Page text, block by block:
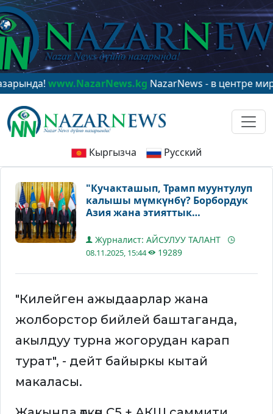
www.NazarNews.kgNazarNews - в центре мирового
Кыргызча Русский
"Кучакташып, Трамп муунтулуп
калышы мүмкүнбү? Борбордук
Азия жана этияттык
назик маселеби?"
Журналист: АЙСУЛУУ ТАЛАНТ
08.11.2025, 15:44 19289
"Килейген ажыдаарлар жана
жолборстор бийлей баштаганда,
акылдуу турна жогорудан карап
турат", - дейт байыркы кытай
макаласы.